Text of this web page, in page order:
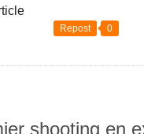
Repost 0
shooting en